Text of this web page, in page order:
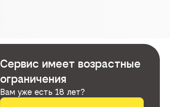
Сервис имеет возрастные
ограничения
Вам уже есть 18 лет?